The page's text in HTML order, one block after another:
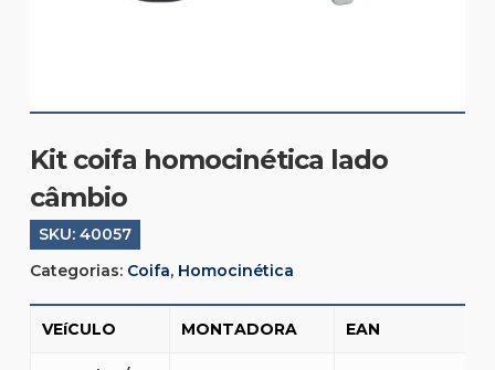
Kit coifa homocinética lado
câmbio
SKU: 40057
Categorias: Coifa, Homocinética
VEíCULO MONTADORA EAN